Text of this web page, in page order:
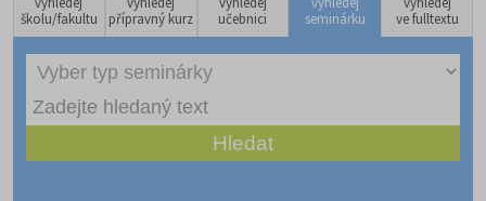
školu/fakultu
přípravný kurz
učebnici
seminárku
ve fulltextu